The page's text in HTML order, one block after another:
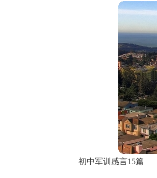
初中军训感言15篇